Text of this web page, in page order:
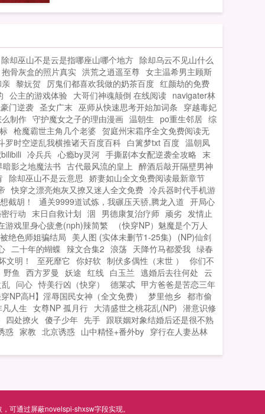
除却巫山不是云是指哪座山哪个地方 除却乌云不见山什么
抱骨灰盒的照片真实 洪荒之逍遥至尊 女主温希男主顾斯
黎妧贺 厉鬼们都喜欢我做的奶茶百度 红颜劫的免费
公主的游戏体验 大哥们神魂颠倒 在线阅读 navigater林
门逆袭 圣女广末 巫师从快速思考开始加词条 穿越毒妃
制作 守护魔女之子的理由漫画 温朝生 po重生邻居 综
枪魔霸世主角几个老婆 贺庭州宋霜序全文免费阅读无
罗时空逆乱我横推诸天百度百科 白篱梦txt 百度 温朝凤
冷兵兵 心瘾by灵河 手撕剧本女配逆袭全攻略 末
暗影之地魔法书 古代最风流的皇上 醉酒后敲开隔壁男神
除却巫山不是云意思 娇妻如山全文免费阅读最新章节
快穿之漂亮炮灰又撩又迷人全文免费 冷兵器时代手机游
截胡！ 通关9999道试炼，我碾压天骄,腾龙入道 开局心
行动 末日自救计划 洇 男德康复治疗师 顽劣 发情止
游戏里身心疲惫(nph)辣简繁
（快穿NP）魅魔是个万人
绝色师姐骗结局 美人图 (实体未删节1-25集) (NP)仙剑
二十年的蝴蝶 辣文合集2 浪荡 天降竹马都爱我 绿春
文明！ 至死靡它 你好软 制伏多偶性（末世 ）
你们不
野鱼 西方罗曼 妖途 红线 白玉兰 逃婚后去往何处 云
问心 恃美行凶（快穿） 德莱忒 甲方爸爸是苦恋三年
穿NP高H】淫辱国民女神（全文免费） 梦里他乡 都市偷
凡人生 女尊NP 孤月行 大清盛世之桃花乱(NP) 潜意识修
四处撩火 傻子少年 先手 跟联姻对象结婚后还是很不熟
惑 家教 北京诱惑 山中精怪+番外by 穿行在人妻丛林
可通过屏蔽novelspi-shxsw字段实现。